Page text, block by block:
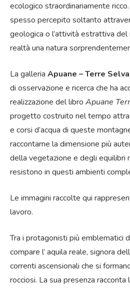
ecologico straordinariamente
spesso percepito soltanto
geologica o l’attività estrattiva del
realtà una natura
La galleria Apuane – Terre
di osservazione e ricerca che ha
realizzazione del libro Apuane
progetto costruito nel tempo
e corsi d’acqua di queste
raccontarne la dimensione più
della vegetazione e degli equilibri
resistono in questi ambienti
Le immagini raccolte qui
lavoro.
Tra i protagonisti più emblematici
compare l’ aquila reale, signora
correnti ascensionali che si
rocciosi. La sua presenza